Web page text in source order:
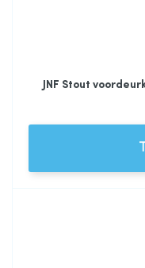
JNF Stout